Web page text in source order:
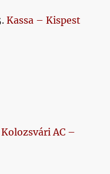
Kassa – Kispest
Kolozsvári AC –